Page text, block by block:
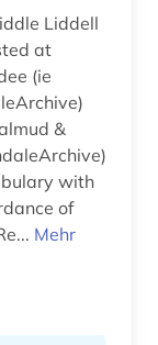
at
&
with
Mehr